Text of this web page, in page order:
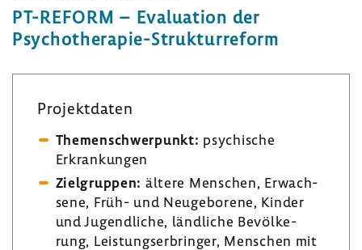
PT-​REFORM – Evalua­tion der
Psychotherapie-​Strukturreform
Projekt­daten
Themen­schwer­punkt: psychi­sche
Erkran­kungen
Ziel­gruppen: ältere Menschen, Erwach­
sene, Früh- und Neuge­bo­rene, Kinder
und Jugend­liche, länd­liche Bevöl­ke­
rung, Leis­tungs­er­bringer, Menschen mit